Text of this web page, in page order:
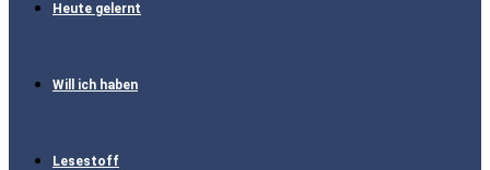
Heute gelernt
Will ich haben
Lesestoff